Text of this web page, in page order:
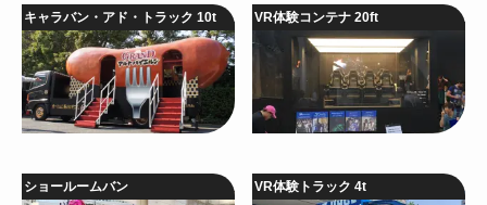
キャラバン・アド・トラック 10t VR体験コンテナ 20ft
ショールームバン VR体験トラック 4t